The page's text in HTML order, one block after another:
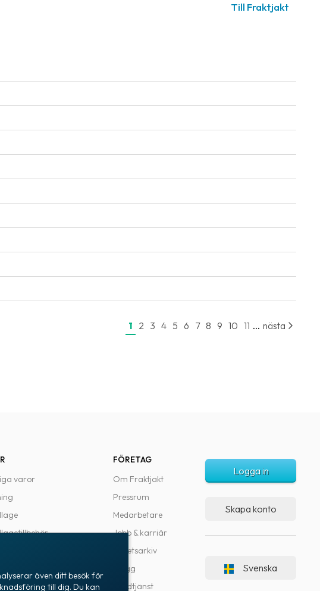
Till Fraktjakt
1 2 3 4 5 6 7 8 9 10 11 ... nästa
varor
FÖRETAG
Om Fraktjakt
Pressrum
Medarbetare
Jobb & karriär
Nyhetsarkiv
Blogg
Kundtjänst
Logga in
Skapa konto
Svenska
även ditt besök för
till dig. Du kan